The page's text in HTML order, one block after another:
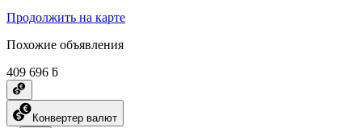
Продолжить на карте
Похожие объявления
409 696 ƃ
Конвертер валют